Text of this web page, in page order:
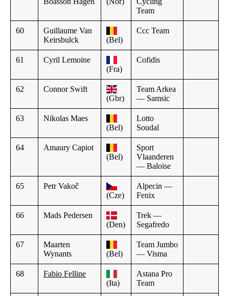
Team
60
Guillaume Van
Keirsbulck
(Bel)
Ccc Team
61
Cyril Lemoine
(Fra)
Cofidis
62
Connor Swift
(Gbr)
Team Arkea
— Samsic
63
Nikolas Maes
(Bel)
Lotto
Soudal
64
Amaury Capiot
(Bel)
Sport
Vlaanderen
— Baloise
65
Petr Vakoč
(Cze)
Alpecin —
Fenix
66
Mads Pedersen
(Den)
Trek —
Segafredo
67
Maarten
Wynants
(Bel)
Team Jumbo
— Visma
68
Fabio Felline
(Ita)
Astana Pro
Team